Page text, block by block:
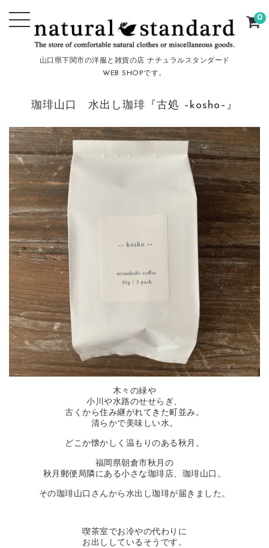
山口県下関市の洋服と雑貨の店 ナチュラルスタンダード
WEB SHOPです。
0
珈琲山口 水出し珈琲『古処 –kosho–』
木々の緑や
小川や水路のせせらぎ、
古くから住み継がれてきた町並み。
清らかで美味しい水。
どこか懐かしく温もりのある秋月。
福岡県朝倉市秋月の
秋月郵便局隣にある小さな珈琲店、珈琲山口。
その珈琲山口さんから水出し珈琲が届きました。
喫茶室でお冷やの代わりに
お出ししているそうです。